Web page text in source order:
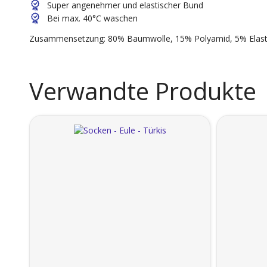
Super angenehmer und elastischer Bund
Bei max. 40°C waschen
Zusammensetzung: 80% Baumwolle, 15% Polyamid, 5%
Verwandte Produkte